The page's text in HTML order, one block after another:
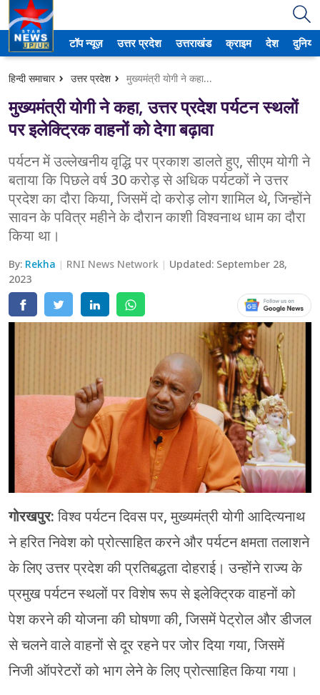
टॉप न्यूज़ उत्तर प्रदेश उत्तराखंड क्राइम देश दुनिया
हिन्दी समाचार उत्तर प्रदेश मुख्यमंत्री योगी ने कहा, उत्तर प्रदेश पर्यटन स्थलों पर इलेक्ट्रिक वाहनों को देगा बढ़ावा
मुख्यमंत्री योगी ने कहा, उत्तर प्रदेश पर्यटन स्थलों
पर इलेक्ट्रिक वाहनों को देगा बढ़ावा
पर्यटन में उल्लेखनीय वृद्धि पर प्रकाश डालते हुए, सीएम योगी ने
बताया कि पिछले वर्ष 30 करोड़ से अधिक पर्यटकों ने उत्तर
प्रदेश का दौरा किया, जिसमें दो करोड़ लोग शामिल थे, जिन्होंने
सावन के पवित्र महीने के दौरान काशी विश्वनाथ धाम का दौरा
किया था।
By: Rekha RNI News Network Updated: September 28,
2023
गोरखपुर:विश्व पर्यटन दिवस पर, मुख्यमंत्री योगी आदित्यनाथ
ने हरित निवेश को प्रोत्साहित करने और पर्यटन क्षमता तलाशने
के लिए उत्तर प्रदेश की प्रतिबद्धता दोहराई। उन्होंने राज्य के
प्रमुख पर्यटन स्थलों पर विशेष रूप से इलेक्ट्रिक वाहनों को
पेश करने की योजना की घोषणा की, जिसमें पेट्रोल और डीजल
से चलने वाले वाहनों से दूर रहने पर जोर दिया गया, जिसमें
निजी ऑपरेटरों को भाग लेने के लिए प्रोत्साहित किया गया।
उत्तर प्रदेश
आगरा
कानपुर
प्रयागराज
मेरठ
उत्तराखंड
अल्मोड़ा
देहरादून
नैनीताल
बागेश्वर